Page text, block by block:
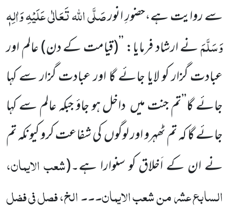
سے روایت ہے،حضورِ انورصَلَّی اللہ تَعَالٰی عَلَیْہِ وَاٰلِہٖ
وَسَلَّمَنے ارشاد فرمایا: ’’(قیامت کے دن) عالم اور
عبادت گزار کو لایا جائے گا اور عبادت گزار سے کہا
جائے گا’’تم جنت میں داخل ہو جاؤ جبکہ عالم سے کہا
جائے گا کہ تم ٹھہرو اور لوگوں کی شفاعت کرو کیونکہ تم
نے ان کے اَخلاق کو سنوارا ہے۔(شعب الایمان،
السابع عشر من شعب الایمان۔۔۔ الخ، فصل فی فضل